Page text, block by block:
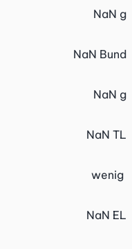
NaN g
NaN Bund
NaN g
NaN TL
wenig
NaN EL